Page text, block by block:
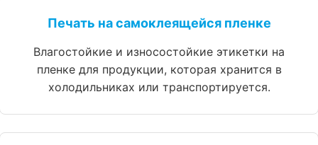
Печать на самоклеящейся пленке
Влагостойкие и износостойкие этикетки на
пленке для продукции, которая хранится в
холодильниках или транспортируется.